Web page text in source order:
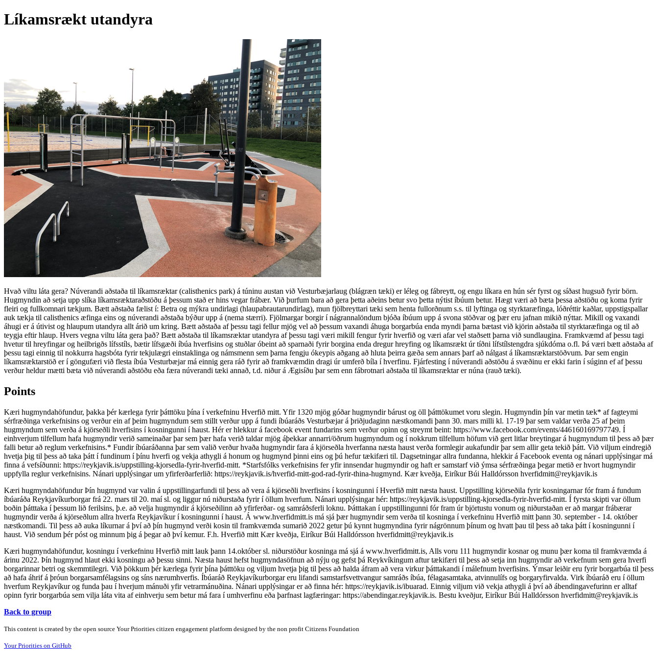
Líkamsrækt utandyra
Hvað viltu láta gera? Núverandi aðstaða til líkamsræktar (calisthenics park) á túninu austan við Vesturbæjarlaug (blágræn tæki) er léleg og fábreytt, og engu líkara en hún sér fyrst og síðast hugsuð fyrir börn.
Hugmyndin að setja upp slíka líkamsræktaraðstöðu á þessum stað er hins vegar frábær. Við þurfum bara að gera þetta aðeins betur svo þetta nýtist íbúum betur. Hægt væri að bæta þessa aðstöðu og koma fyrir
fleiri og fullkomnari tækjum. Bætt aðstaða fælist í: Betra og mýkra undirlagi (hlaupabrautarundirlag), mun fjölbreyttari tæki sem henta fullorðnum s.s. til lyftinga og styrktaræfinga, lóðréttir kaðlar, uppstigspallar
auk tækja til calisthenics æfinga eins og núverandi aðstaða býður upp á (nema stærri). Fjölmargar borgir í nágrannalöndum bjóða íbúum upp á svona stöðvar og þær eru jafnan mikið nýttar. Mikill og vaxandi
áhugi er á útivist og hlaupum utandyra allt árið um kring. Bætt aðstaða af þessu tagi fellur mjög vel að þessum vaxandi áhuga borgarbúa enda myndi þarna bætast við kjörin aðstaða til styrktaræfinga og til að
teygja eftir hlaup. Hvers vegna viltu láta gera það? Bætt aðstaða til líkamsræktar utandyra af þessu tagi væri mikill fengur fyrir hverfið og væri afar vel staðsett þarna við sundlaugina. Framkvæmd af þessu tagi
hvetur til hreyfingar og heilbrigðs lífsstíls, bætir lífsgæði íbúa hverfisins og stuðlar óbeint að sparnaði fyrir borgina enda dregur hreyfing og líkamsrækt úr tíðni lífstílstengdra sjúkdóma o.fl. Þá væri bætt aðstaða af
þessu tagi einnig til nokkurra hagsbóta fyrir tekjulægri einstaklinga og námsmenn sem þarna fengju ókeypis aðgang að hluta þeirra gæða sem annars þarf að nálgast á líkamsræktarstöðvum. Þar sem engin
líkamsræktarstöð er í göngufæri við flesta íbúa Vesturbæjar má einnig gera ráð fyrir að framkvæmdin dragi úr umferð bíla í hverfinu. Fjárfesting í núverandi aðstöðu á svæðinu er ekki farin í súginn ef af þessu
verður heldur mætti bæta við núverandi aðstöðu eða færa núverandi tæki annað, t.d. niður á Ægisíðu þar sem enn fábrotnari aðstaða til líkamsræktar er núna (rauð tæki).
Points
Kæri hugmyndahöfundur, þakka þér kærlega fyrir þátttöku þína í verkefninu Hverfið mitt. Yfir 1320 mjög góðar hugmyndir bárust og öll þátttökumet voru slegin. Hugmyndin þín var metin tæk* af fagteymi
sérfræðinga verkefnisins og verður ein af þeim hugmyndum sem stillt verður upp á fundi íbúaráðs Vesturbæjar á þriðjudaginn næstkomandi þann 30. mars milli kl. 17-19 þar sem valdar verða 25 af þeim
hugmyndum sem verða á kjörseðli hverfisins í kosningunni í haust. Hér er hlekkur á facebook event fundarins sem verður opinn og streymt beint: https://www.facebook.com/events/446160169797749. Í
einhverjum tilfellum hafa hugmyndir verið sameinaðar þar sem þær hafa verið taldar mjög áþekkar annarri/öðrum hugmyndum og í nokkrum tilfellum höfum við gert litlar breytingar á hugmyndum til þess að þær
falli betur að reglum verkefnisins.* Fundir íbúaráðanna þar sem valið verður hvaða hugmyndir fara á kjörseðla hverfanna næsta haust verða formlegir aukafundir þar sem allir geta tekið þátt. Við viljum eindregið
hvetja þig til þess að taka þátt í fundinum í þínu hverfi og vekja athygli á honum og hugmynd þinni eins og þú hefur tækifæri til. Dagsetningar allra fundanna, hlekkir á Facebook eventa og nánari upplýsingar má
finna á vefsíðunni: https://reykjavik.is/uppstilling-kjorsedla-fyrir-hverfid-mitt. *Starfsfólks verkefnisins fer yfir innsendar hugmyndir og haft er samstarf við ýmsa sérfræðinga þegar metið er hvort hugmyndir
uppfylla reglur verkefnisins. Nánari upplýsingar um yfirferðarferlið: https://reykjavik.is/hverfid-mitt-god-rad-fyrir-thina-hugmynd. Kær kveðja, Eiríkur Búi Halldórsson hverfidmitt@reykjavik.is
Kæri hugmyndahöfundur Þín hugmynd var valin á uppstillingarfundi til þess að vera á kjörseðli hverfisins í kosningunni í Hverfið mitt næsta haust. Uppstilling kjörseðila fyrir kosningarnar fór fram á fundum
íbúaráða Reykjavíkurborgar frá 22. mars til 20. maí sl. og liggur nú niðurstaða fyrir í öllum hverfum. Nánari upplýsingar hér: https://reykjavik.is/uppstilling-kjorsedla-fyrir-hverfid-mitt. Í fyrsta skipti var öllum
boðin þátttaka í þessum lið ferilsins, þ.e. að velja hugmyndir á kjörseðilinn að yfirferðar- og samráðsferli loknu. Þátttakan í uppstillingunni fór fram úr björtustu vonum og niðurstaðan er að margar frábærar
hugmyndir verða á kjörseðlum allra hverfa Reykjavíkur í kosningunni í haust. Á www.hverfidmitt.is má sjá þær hugmyndir sem verða til kosninga í verkefninu Hverfið mitt þann 30. september - 14. október
næstkomandi. Til þess að auka líkurnar á því að þín hugmynd verði kosin til framkvæmda sumarið 2022 getur þú kynnt hugmyndina fyrir nágrönnum þínum og hvatt þau til þess að taka þátt í kosningunni í
haust. Við sendum þér póst og minnum þig á þegar að því kemur. F.h. Hverfið mitt Kær kveðja, Eiríkur Búi Halldórsson hverfidmitt@reykjavik.is
Kæri hugmyndahöfundur, kosningu í verkefninu Hverfið mitt lauk þann 14.október sl. niðurstöður kosninga má sjá á www.hverfidmitt.is, Alls voru 111 hugmyndir kosnar og munu þær koma til framkvæmda á
árinu 2022. Þín hugmynd hlaut ekki kosningu að þessu sinni. Næsta haust hefst hugmyndasöfnun að nýju og gefst þá Reykvíkingum aftur tækifæri til þess að setja inn hugmyndir að verkefnum sem gera hverfi
borgarinnar betri og skemmtilegri. Við þökkum þér kærlega fyrir þína þátttöku og viljum hvetja þig til þess að halda áfram að vera virkur þátttakandi í málefnum hverfisins. Ýmsar leiðir eru fyrir borgarbúa til þess
að hafa áhrif á þróun borgarsamfélagsins og síns nærumhverfis. Íbúaráð Reykjavíkurborgar eru lifandi samstarfsvettvangur samráðs íbúa, félagasamtaka, atvinnulífs og borgaryfirvalda. Virk íbúaráð eru í öllum
hverfum Reykjavíkur og funda þau í hverjum mánuði yfir vetrarmánuðina. Nánari upplýsingar er að finna hér: https://reykjavik.is/ibuarad. Einnig viljum við vekja athygli á því að ábendingavefurinn er alltaf
opinn fyrir borgarbúa sem vilja láta vita af einhverju sem betur má fara í umhverfinu eða þarfnast lagfæringar: https://abendingar.reykjavik.is. Bestu kveðjur, Eiríkur Búi Halldórsson hverfidmitt@reykjavik.is
Back to group
This content is created by the open source Your Priorities citizen engagement platform designed by the non profit Citizens Foundation
Your Priorities on GitHub